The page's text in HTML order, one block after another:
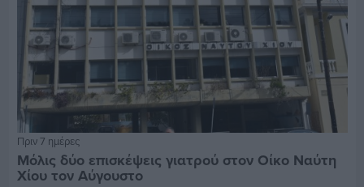
Πριν 7 ημέρες
Μόλις δύο επισκέψεις γιατρού στον Οίκο Ναύτη
Χίου τον Αύγουστο